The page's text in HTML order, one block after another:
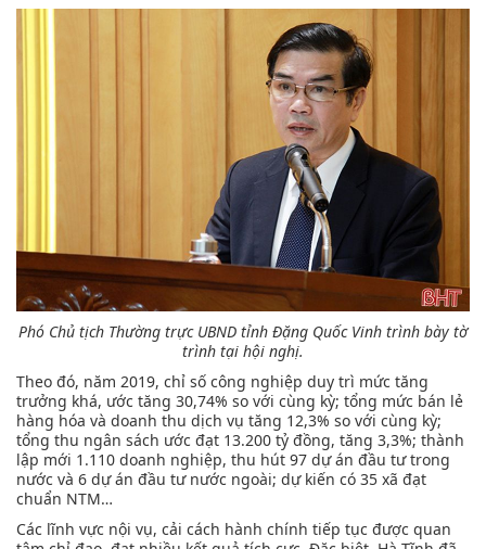
Phó Chủ tịch Thường trực UBND tỉnh Đặng Quốc Vinh trình bày tờ
trình tại hội nghị.
Theo đó, năm 2019, chỉ số công nghiệp duy trì mức tăng
trưởng khá, ước tăng 30,74% so với cùng kỳ; tổng mức bán lẻ
hàng hóa và doanh thu dịch vụ tăng 12,3% so với cùng kỳ;
tổng thu ngân sách ước đạt 13.200 tỷ đồng, tăng 3,3%; thành
lập mới 1.110 doanh nghiệp, thu hút 97 dự án đầu tư trong
nước và 6 dự án đầu tư nước ngoài; dự kiến có 35 xã đạt
chuẩn NTM…
Các lĩnh vực nội vụ, cải cách hành chính tiếp tục được quan